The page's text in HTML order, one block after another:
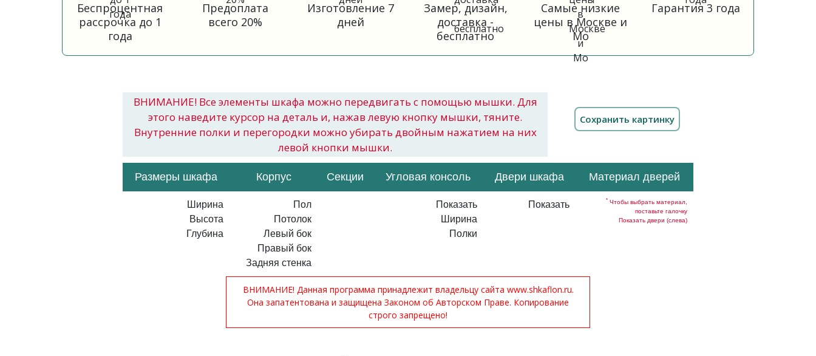
Беспроцентная
рассрочка до 1
года
Предоплата
всего 20%
Изготовление 7
дней
Замер, дизайн,
доставка -
бесплатно
Самые низкие
цены в Москве и
Мо
Гарантия 3 года
ВНИМАНИЕ! Все элементы шкафа можно передвигать с помощью мышки. Для
этого наведите курсор на деталь и, нажав левую кнопку мышки, тяните.
Внутренние полки и перегородки можно убирать двойным нажатием на них
левой кнопки мышки.
Размеры шкафа Корпус Секции Угловая консоль Двери шкафа Материал дверей
Ширина
Высота
Глубина
Пол
Потолок
Левый бок
Правый бок
Задняя стенка
Показать
Ширина
Полки
Показать * Чтобы выбрать материал,
поставьте галочку
Показать двери (слева)
ВНИМАНИЕ! Данная программа принадлежит владельцу сайта www.shkaflon.ru.
Она запатентована и защищена Законом об Авторском Праве. Копирование
строго запрещено!